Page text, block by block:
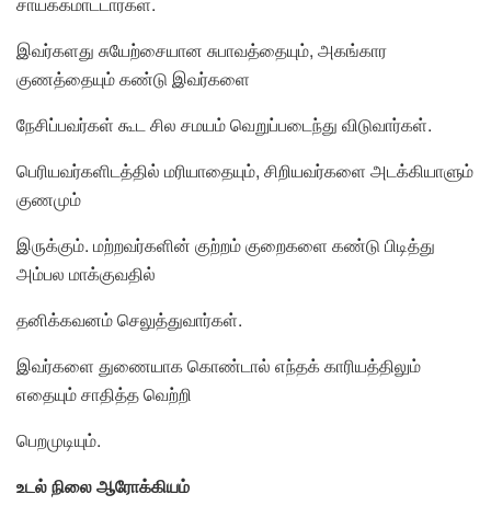
இவர்களது சுயேற்சையான சுபாவத்தையும், அகங்கார
குணத்தையும் கண்டு இவர்களை
நேசிப்பவர்கள் கூட சில சமயம் வெறுப்படைந்து விடுவார்கள்.
பெரியவர்களிடத்தில் மரியாதையும், சிறியவர்களை அடக்கியாளும்
குணமும்
இருக்கும். மற்றவர்களின் குற்றம் குறைகளை கண்டு பிடித்து
அம்பல மாக்குவதில்
தனிக்கவனம் செலுத்துவார்கள்.
இவர்களை துணையாக கொண்டால் எந்தக் காரியத்திலும்
எதையும் சாதித்த வெற்றி
பெறமுடியும்.
உடல் நிலை ஆரோக்கியம்